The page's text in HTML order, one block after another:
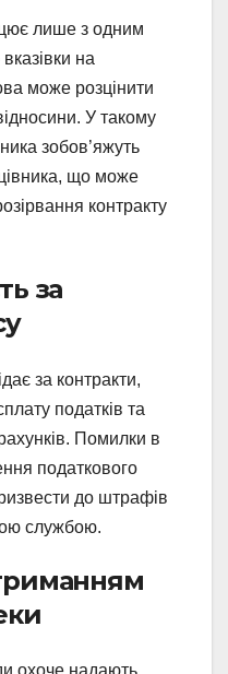
лише з одним
на
може розцінити
У такому
зобов’яжуть
що може
контракту
за
за контракти,
податків та
Помилки в
податкового
до штрафів
службою.